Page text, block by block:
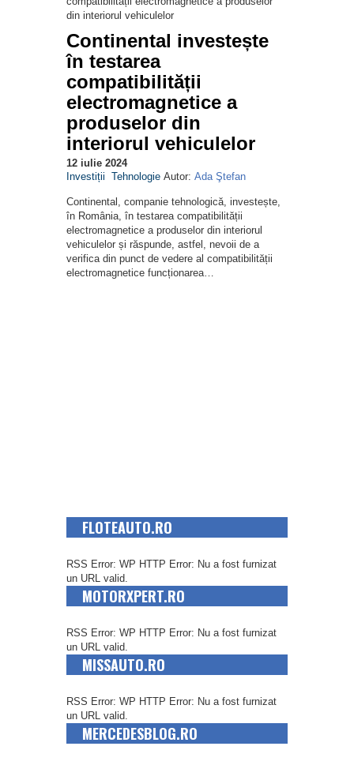
Continental investește
în testarea
compatibilității
electromagnetice a
produselor din
interiorul vehiculelor
12 iulie 2024
Investiții Tehnologie Autor: Ada Ştefan
Continental, companie tehnologică, investește,
în România, în testarea compatibilității
electromagnetice a produselor din interiorul
vehiculelor și răspunde, astfel, nevoii de a
verifica din punct de vedere al compatibilității
electromagnetice funcționarea…
FLOTEAUTO.RO
RSS Error: WP HTTP Error: Nu a fost furnizat
un URL valid.
MOTORXPERT.RO
RSS Error: WP HTTP Error: Nu a fost furnizat
un URL valid.
MISSAUTO.RO
RSS Error: WP HTTP Error: Nu a fost furnizat
un URL valid.
MERCEDESBLOG.RO